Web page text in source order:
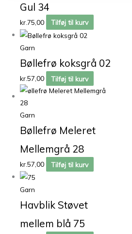
Gul 34
kr.75,00 Tilføj til kurv
Garn
Bøllefrø koksgrå 02
kr.57,00 Tilføj til kurv
Garn
Bøllefrø Meleret
Mellemgrå 28
kr.57,00 Tilføj til kurv
Garn
Havblik Støvet
mellem blå 75